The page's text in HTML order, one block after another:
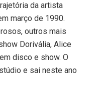
da artista
março de 1990.
outros mais
Dorivália, Alice
disco e show. O
e sai neste ano